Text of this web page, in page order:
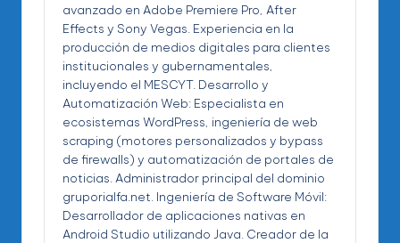
avanzado en Adobe Premiere Pro, After
Effects y Sony Vegas. Experiencia en la
producción de medios digitales para clientes
institucionales y gubernamentales,
incluyendo el MESCYT. Desarrollo y
Automatización Web: Especialista en
ecosistemas WordPress, ingeniería de web
scraping (motores personalizados y bypass
de firewalls) y automatización de portales de
noticias. Administrador principal del dominio
gruporialfa.net. Ingeniería de Software Móvil:
Desarrollador de aplicaciones nativas en
Android Studio utilizando Java. Creador de la